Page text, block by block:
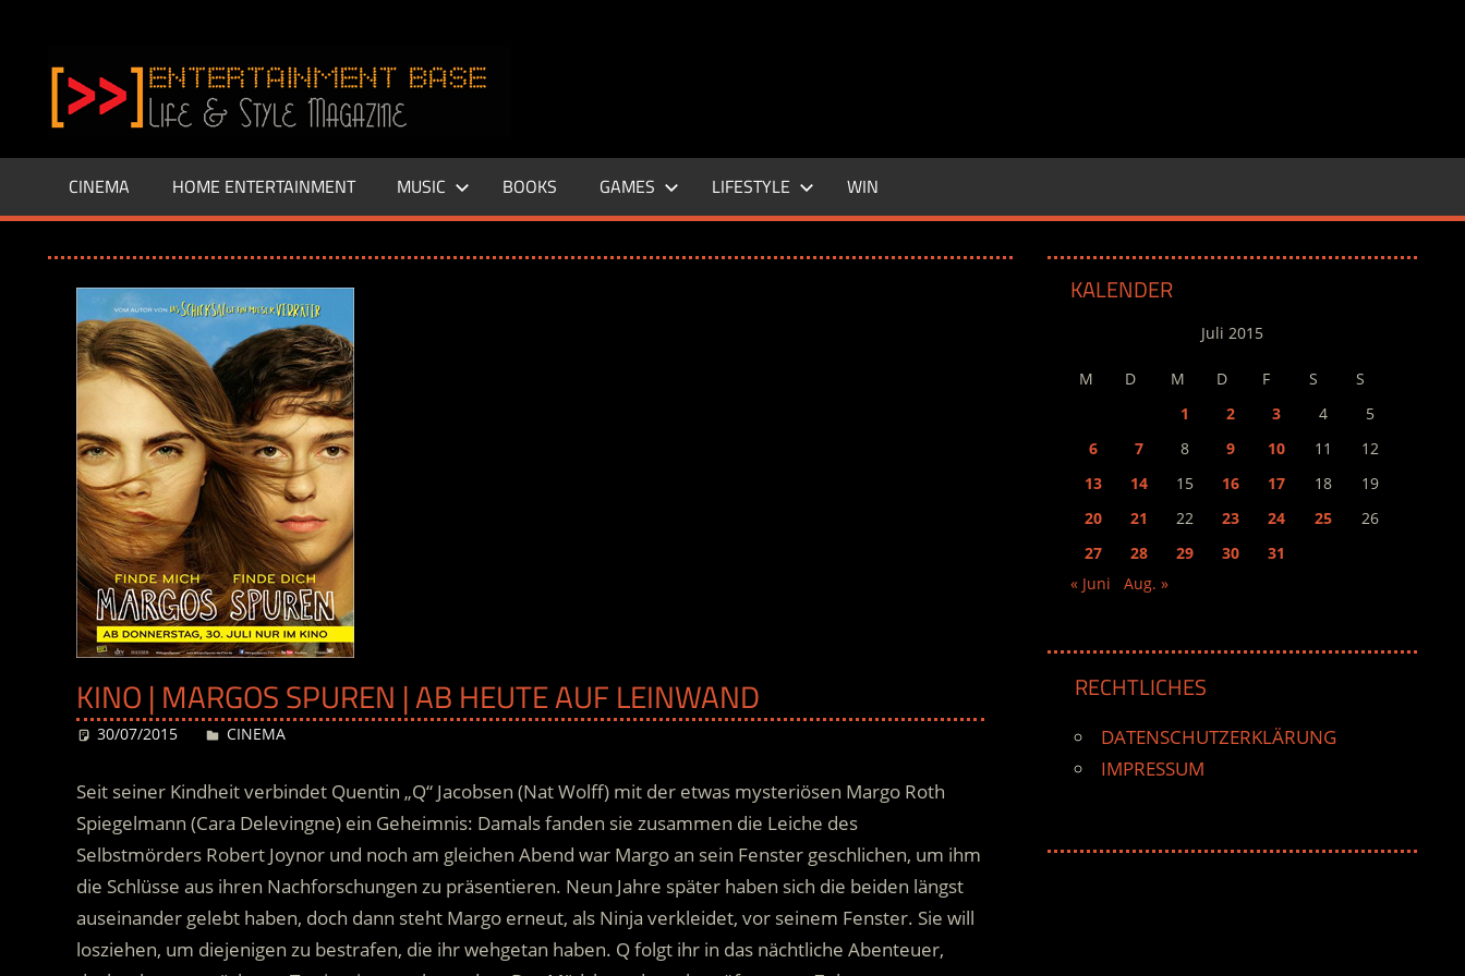
springen
–
LIFE
Base.de
CINEMA HOME ENTERTAINMENT MUSIC BOOKS GAMES LIFESTYLE WIN
KINO | MARGOS SPUREN | AB HEUTE AUF LEINWAND
30/07/2015 Desiree
CINEMA
Seit seiner Kindheit verbindet Quentin „Q“ Jacobsen (Nat Wolff) mit der etwas mysteriösen Margo Roth
Spiegelmann (Cara Delevingne) ein Geheimnis: Damals fanden sie zusammen die Leiche des
Selbstmörders Robert Joynor und noch am gleichen Abend war Margo an sein Fenster geschlichen, um ihm
die Schlüsse aus ihren Nachforschungen zu präsentieren. Neun Jahre später haben sich die beiden längst
auseinander gelebt haben, doch dann steht Margo erneut, als Ninja verkleidet, vor seinem Fenster. Sie will
losziehen, um diejenigen zu bestrafen, die ihr wehgetan haben. Q folgt ihr in das nächtliche Abenteuer,
KALENDER
Juli 2015
M D M D F S
S
1
2 3 4
5
6
7 8 9 10 11
12
13
14 15 16 17 18
19
20
21 22 23 24 25
26
27
28 29 30
31
« Juni
Aug. »
RECHTLICHES
DATENSCHUTZERKLÄRUNG
IMPRESSUM